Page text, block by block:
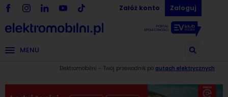
Załóż konto Zaloguj
MENU
Elektromobilni – Twój przewodnik po autach elektrycznych